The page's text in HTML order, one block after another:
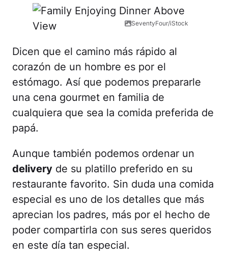
SeventyFour/iStock
Dicen que el camino más rápido al
corazón de un hombre es por el
estómago. Así que podemos prepararle
una cena gourmet en familia de
cualquiera que sea la comida preferida de
papá.
Aunque también podemos ordenar un
delivery de su platillo preferido en su
restaurante favorito. Sin duda una comida
especial es uno de los detalles que más
aprecian los padres, más por el hecho de
poder compartirla con sus seres queridos
en este día tan especial.